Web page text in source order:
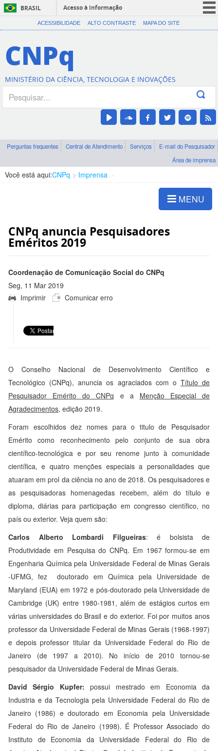
BRASIL
Acesso à informação
CORONAVÍRUS (COVID-19)
Canais
ACESSIBILIDADE ALTO CONTRASTE MAPA DO SITE
CNPq
MINISTÉRIO DA CIÊNCIA, TECNOLOGIA E INOVAÇÕES
Perguntas frequentes Central de Atendimento Serviços
E-mail do Pesquisador
Área de imprensa
Você está aqui:CNPq Imprensa
MENU
CNPq anuncia Pesquisadores
Eméritos 2019
Coordenação de Comunicação Social do CNPq
Seg, 11 Mar 2019
10:43:00 -0300
Imprimir Comunicar erro
O Conselho Nacional de Desenvolvimento Científico e
Tecnológico (CNPq), anuncia os agraciados com o Título de
Pesquisador Emérito do CNPq e a Menção Especial de
Agradecimentos, edição 2019.
Foram escolhidos dez nomes para o titulo de Pesquisador
Emérito como reconhecimento pelo conjunto de sua obra
científico-tecnológica e por seu renome junto à comunidade
científica, e quatro menções especiais a personalidades que
atuaram em prol da ciência no ano de 2018. Os pesquisadores e
as pesquisadoras homenagedas recebem, além do título e
diploma, diárias para participação em congresso científico, no
país ou exterior. Veja quem são:
Carlos Alberto Lombardi Filgueiras: é bolsista de
Produtividade em Pesquisa do CNPq. Em 1967 formou-se em
Engenharia Química pela Universidade Federal de Minas Gerais
-UFMG, fez doutorado em Química pela Universidade de
Maryland (EUA) em 1972 e pós-doutorado pela Universidade de
Cambridge (UK) entre 1980-1981, além de estágios curtos em
várias universidades do Brasil e do exterior. Foi por muitos anos
professor da Universidade Federal de Minas Gerais (1968-1997)
e depois professor titular da Universidade Federal do Rio de
Janeiro (de 1997 a 2010). No início de 2010 tornou-se
pesquisador da Universidade Federal de Minas Gerais.
David Sérgio Kupfer:possui mestrado em Economia da
Industria e da Tecnologia pela Universidade Federal do Rio de
Janeiro (1986) e doutorado em Economia pela Universidade
Federal do Rio de Janeiro (1998). É Professor Associado do
Instituto de Economia da Universidade Federal do Rio de